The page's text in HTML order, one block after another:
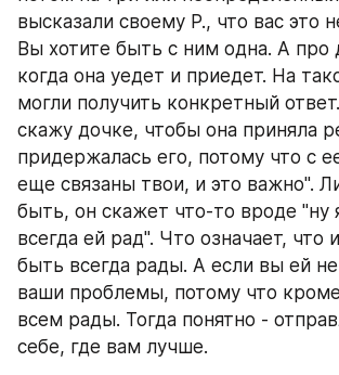
высказали своему Р., что вас это
Вы хотите быть с ним одна. А про
когда она уедет и приедет. На
могли получить конкретный
скажу дочке, чтобы она приняла
придержалась его, потому что с
еще связаны твои, и это важно".
быть, он скажет что-то вроде
всегда ей рад". Что означает,
быть всегда рады. А если вы ей
ваши проблемы, потому что
всем рады. Тогда понятно -
себе, где вам лучше.